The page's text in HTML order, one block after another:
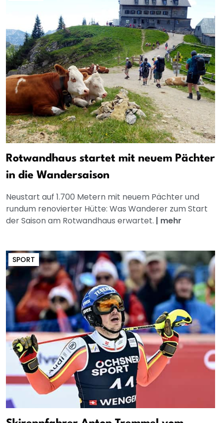
Rotwandhaus startet mit neuem Pächter
in die Wandersaison
Neustart auf 1.700 Metern mit neuem Pächter und
rundum renovierter Hütte: Was Wanderer zum Start
der Saison am Rotwandhaus erwartet. | mehr
SPORT